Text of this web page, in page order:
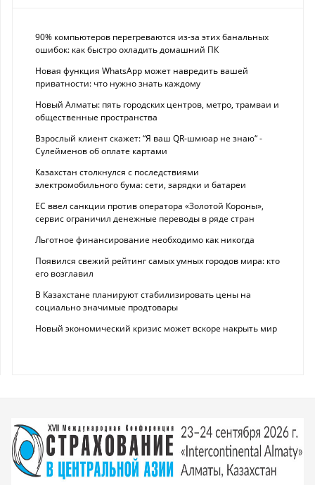
90% компьютеров перегреваются из-за этих банальных
ошибок: как быстро охладить домашний ПК
Новая функция WhatsApp может навредить вашей
приватности: что нужно знать каждому
Новый Алматы: пять городских центров, метро, трамваи и
общественные пространства
Взрослый клиент скажет: “Я ваш QR-шмюар не знаю“ -
Сулейменов об оплате картами
Казахстан столкнулся с последствиями
электромобильного бума: сети, зарядки и батареи
ЕС ввел санкции против оператора «Золотой Короны»,
сервис ограничил денежные переводы в ряде стран
Льготное финансирование необходимо как никогда
Появился свежий рейтинг самых умных городов мира: кто
его возглавил
В Казахстане планируют стабилизировать цены на
социально значимые продтовары
Новый экономический кризис может вскоре накрыть мир